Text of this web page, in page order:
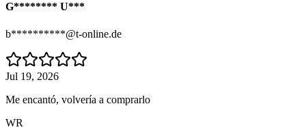
G******** U***
b**********@t-online.de
Jul 19, 2026
Me encantó, volvería a comprarlo
WR